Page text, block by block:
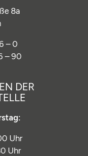
8a
– 0
– 90
DER
Uhr
Uhr